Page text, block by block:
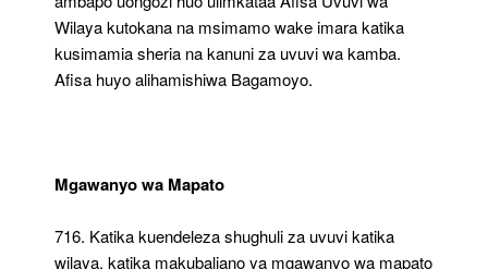
Wilaya kutokana na msimamo wake imara katika
kusimamia sheria na kanuni za uvuvi wa kamba.
Afisa huyo alihamishiwa Bagamoyo.
Mgawanyo wa Mapato
716. Katika kuendeleza shughuli za uvuvi katika
wilaya, katika makubaliano ya mgawanyo wa mapato